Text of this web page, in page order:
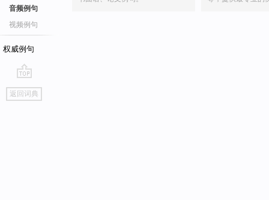
音频例句
视频例句
权威例句
go
top
返回词典